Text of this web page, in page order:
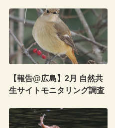
【報告@広島】2月 自然共
生サイトモニタリング調査